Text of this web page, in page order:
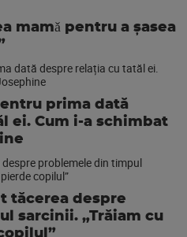
mamǎ pentru a şasea
prima dată
ei. Cum i-a schimbat
tăcerea despre
sarcinii. „Trăiam cu